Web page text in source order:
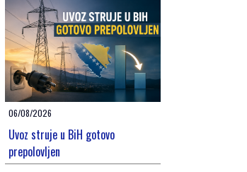
06/08/2026
Uvoz struje u BiH gotovo
prepolovljen